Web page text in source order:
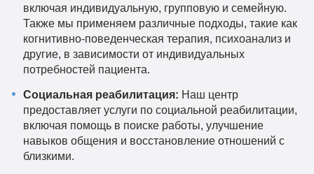
включая индивидуальную, групповую и семейную.
Также мы применяем различные подходы, такие как
когнитивно-поведенческая терапия, психоанализ и
другие, в зависимости от индивидуальных
потребностей пациента.
Социальная реабилитация: Наш центр
предоставляет услуги по социальной реабилитации,
включая помощь в поиске работы, улучшение
навыков общения и восстановление отношений с
близкими.